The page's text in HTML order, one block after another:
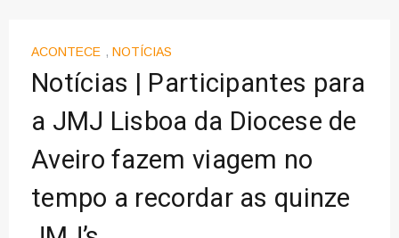
ACONTECE , NOTÍCIAS
Notícias | Participantes para
a JMJ Lisboa da Diocese de
Aveiro fazem viagem no
tempo a recordar as quinze